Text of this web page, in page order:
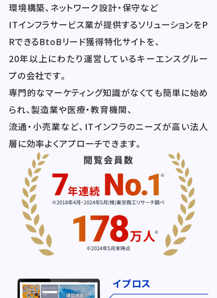
環境構築、ネットワーク設計・保守など
ITインフラサービス業が提供するソリューションをP
RできるBtoBリード獲得特化サイトを、
20年以上にわたり運営しているキーエンスグルー
プの会社です。
専門的なマーケティング知識がなくても簡単に始め
られ、製造業や医療・教育機関、
流通・小売業など、ITインフラのニーズが高い法人
層に効率よくアプローチできます。
イプロス